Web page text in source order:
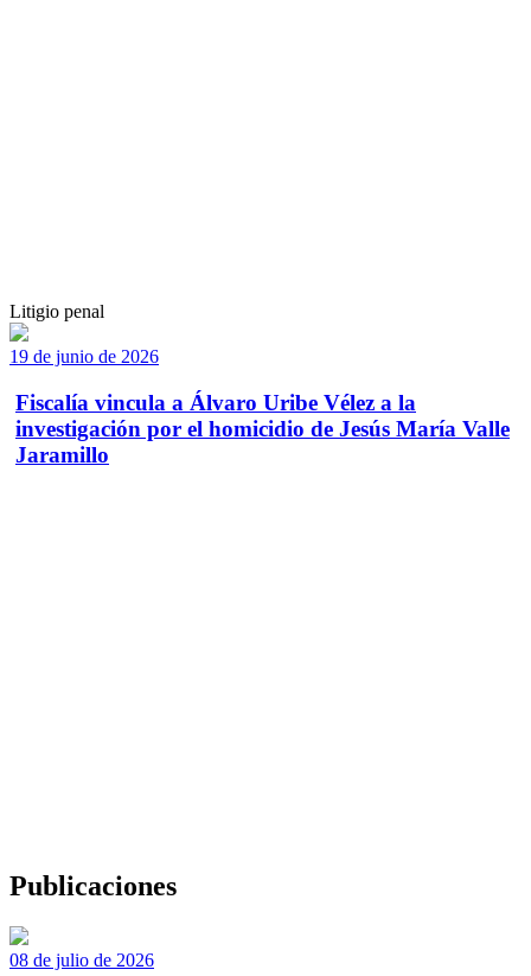
Litigio penal
19 de junio de 2026
Fiscalía vincula a Álvaro Uribe Vélez a la
investigación por el homicidio de Jesús María Valle
Jaramillo
Publicaciones
08 de julio de 2026